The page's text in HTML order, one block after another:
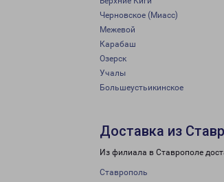
Черновское (Миасс)
Межевой
Карабаш
Озерск
Учалы
Большеустьикинское
Доставка из
Из филиала в Ставрополе
Ставрополь